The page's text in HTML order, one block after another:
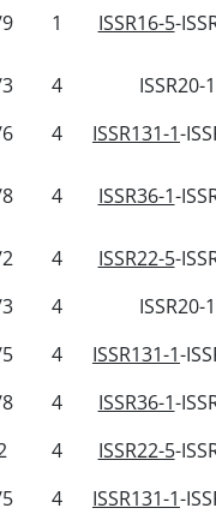
1 ISSR16-5-
4
ISSR20-1
4 ISSR131-1-
4 ISSR36-1-
4 ISSR22-5-
4
ISSR20-1
4 ISSR131-1-
4 ISSR36-1-
4 ISSR22-5-
4 ISSR131-1-